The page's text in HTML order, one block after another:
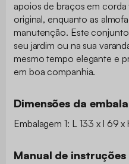
apoios de braços em
original, enquanto as
manutenção. Este
seu jardim ou na sua
mesmo tempo elegante e
em boa companhia.
Dimensões da
Embalagem 1: L 133 x l 69
Manual de instruções